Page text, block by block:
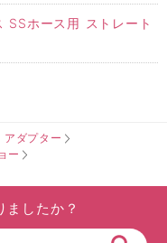
SSホース用 ストレート
アダプター
ー
ましたか？